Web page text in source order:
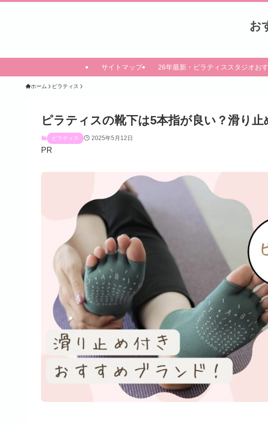
お
サイトマップ 26年最新・ピラティススタジオお
ホーム ピラティス
ピラティスの靴下は5本指が良い？滑り
ピラティス 2025年5月12日
PR